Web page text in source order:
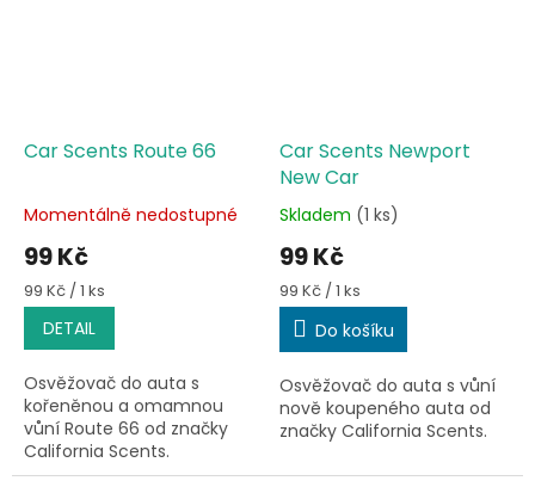
Car Scents Route 66
Průměrné
hodnocení
produktu
je
5,0
5
hvězdiček.
Momentálně nedostupné
99 Kč
Měrná
cena:
99 Kč / 1 ks
DETAIL
Osvěžovač do auta s
kořeněnou a omamnou
vůní Route 66 od značky
California Scents.
Car Scents Newport
New Car
Průměrné
hodnocení
produktu
je
5,0
5
hvězdiček.
Skladem (1 ks)
99 Kč
Měrná
cena:
99 Kč / 1 ks
Do košíku
Osvěžovač do auta s vůní
nově koupeného auta od
značky California Scents.